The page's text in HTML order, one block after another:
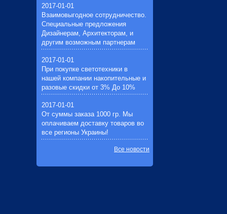
2017-01-01
Взаимовыгодное сотрудничество.
Специальные предложения
Дизайнерам, Архитекторам, и
другим возможным партнерам
2017-01-01
При покупке светотехники в
нашей компании накопительные и
разовые скидки от 3% До 10%
2017-01-01
От суммы заказа 1000 гр. Мы
оплачиваем доставку товаров во
все регионы Украины!
Все новости